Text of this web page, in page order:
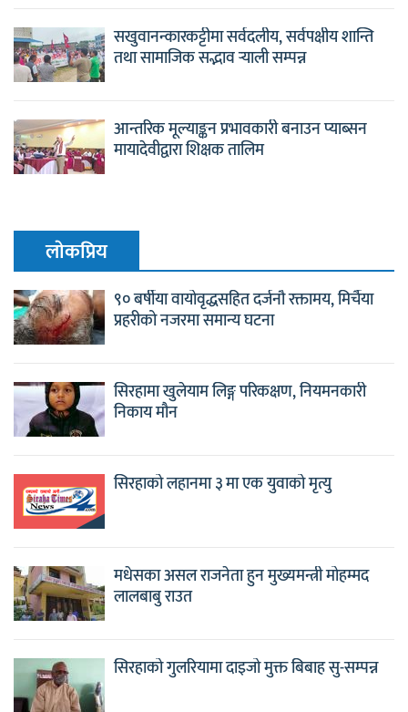
सखुवानन्कारकट्टीमा सर्वदलीय, सर्वपक्षीय शान्ति
तथा सामाजिक सद्भाव र्‍याली सम्पन्न
आन्तरिक मूल्याङ्कन प्रभावकारी बनाउन प्याब्सन
मायादेवीद्वारा शिक्षक तालिम
लाेकप्रिय
९० बर्षीया वायोवृद्धसहित दर्जनौ रक्तामय, मिर्चैया
प्रहरीको नजरमा समान्य घटना
सिरहामा खुलेयाम लिङ्ग परिकक्षण, नियमनकारी
निकाय मौन
सिरहाको लहानमा ३ मा एक युवाको मृत्यु
मधेसका असल राजनेता हुन मुख्यमन्त्री मोहम्मद
लालबाबु राउत
सिरहाको गुलरियामा दाइजो मुक्त बिबाह सु-सम्पन्न